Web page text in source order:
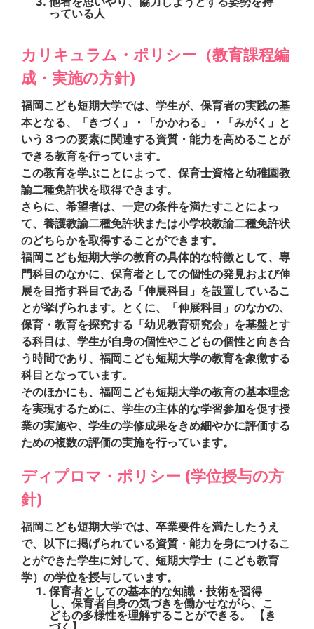
っている人
カリキュラム・ポリシー（教育課程編
成・実施の方針)
福岡こども短期大学では、学生が、保育者の実践の基
本となる、「きづく」・「かかわる」・「みがく」と
いう３つの要素に関連する資質・能力を高めることが
できる教育を行っています。
この教育を学ぶことによって、保育士資格と幼稚園教
諭二種免許状を取得できます。
さらに、希望者は、一定の条件を満たすことによっ
て、養護教諭二種免許状または小学校教諭二種免許状
のどちらかを取得することができます。
福岡こども短期大学の教育の具体的な特徴として、専
門科目のなかに、保育者としての個性の発見および伸
展を目指す科目である「伸展科目」を設置しているこ
とが挙げられます。とくに、「伸展科目」のなかの、
保育・教育を探究する「幼児教育研究会」を基盤とす
る科目は、学生が自身の個性やこどもの個性と向き合
う時間であり、福岡こども短期大学の教育を象徴する
科目となっています。
そのほかにも、福岡こども短期大学の教育の基本理念
を実現するために、学生の主体的な学習参加を促す授
業の実施や、学生の学修成果をきめ細やかに評価する
ための複数の評価の実施を行っています。
ディプロマ・ポリシー (学位授与の方
針)
福岡こども短期大学では、卒業要件を満たしたうえ
で、以下に掲げられている資質・能力を身につけるこ
とができた学生に対して、短期大学士（こども教育
学）の学位を授与しています。
保育者としての基本的な知識・技術を習得
し、保育者自身の気づきを働かせながら、こ
どもの多様性を理解することができる。 【き